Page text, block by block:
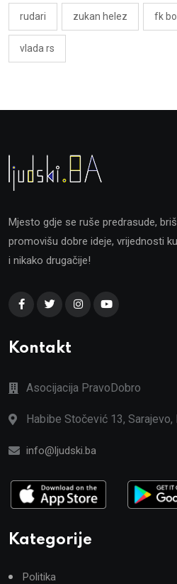
rudari zukan helez fk
vlada rs
Mjesto gdje se ruše predrasude,
promovišu dobre ideje, vrijednosti
i nikako drugačije!
Kontakt
Asocijacija PravoDobro
Habibe Stočević 13, Sarajevo,
info@ljudski.ba
Kategorije
Politika